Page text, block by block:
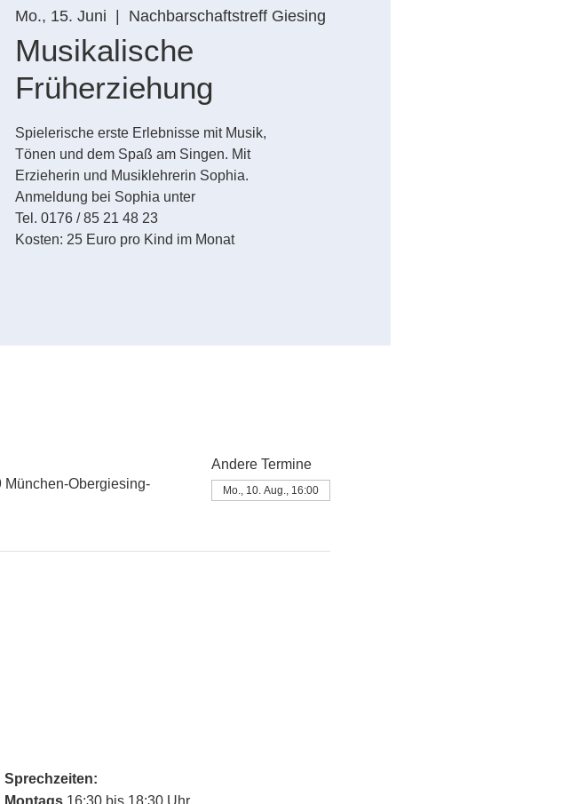
Mo., 15. Juni Nachbarschaftstreff Giesing
Musikalische
Früherziehung
Spielerische erste Erlebnisse mit Musik,
Tönen und dem Spaß am Singen. Mit
Erzieherin und Musiklehrerin Sophia.
Anmeldung bei Sophia unter
Tel. 0176 / 85 21 48 23
Kosten: 25 Euro pro Kind im Monat
München-Obergiesing-
Andere Termine
Mo., 10. Aug., 16:00
Sprechzeiten:
Montags 16:30 bis 18:30 Uhr